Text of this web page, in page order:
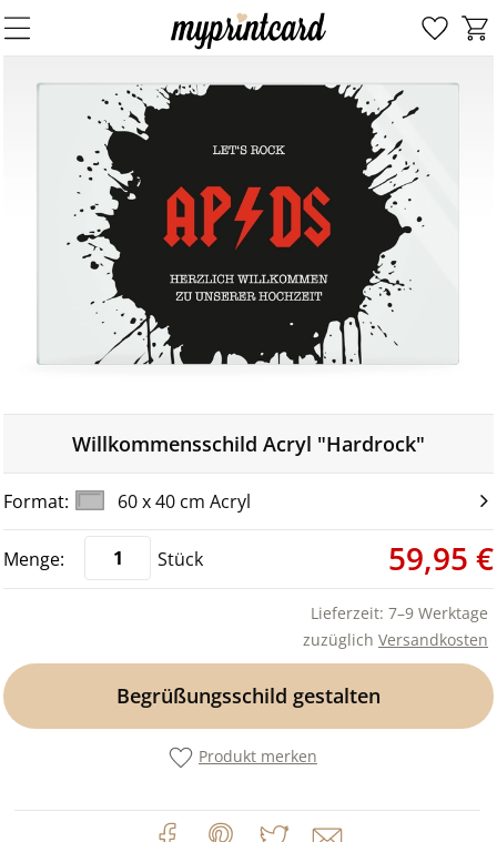
Willkommensschild Acryl "Hardrock"
60 x 40 cm Acryl
Stück 59,95 €
Lieferzeit: 7–9 Werktage
zuzüglich Versandkosten
Begrüßungsschild gestalten
Produkt merken